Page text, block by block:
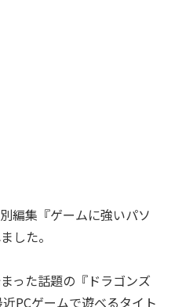
編集『ゲームに強いパソ
した。
った話題の『ドラゴンズ
PCゲームで遊べるタイト